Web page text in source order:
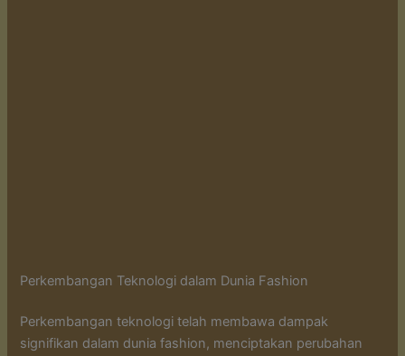
Perkembangan Teknologi dalam Dunia Fashion
Perkembangan teknologi telah membawa dampak
signifikan dalam dunia fashion, menciptakan perubahan